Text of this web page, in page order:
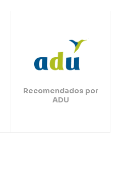
Recomendados por
ADU